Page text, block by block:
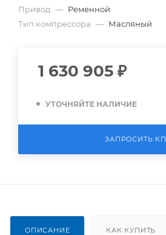
Привод — Ременной
Тип компрессора — Масляный
1 630 905 ₽
УТОЧНЯЙТЕ НАЛИЧИЕ
ЗАПРОСИТЬ КП
ОПИСАНИЕ КАК КУПИТЬ